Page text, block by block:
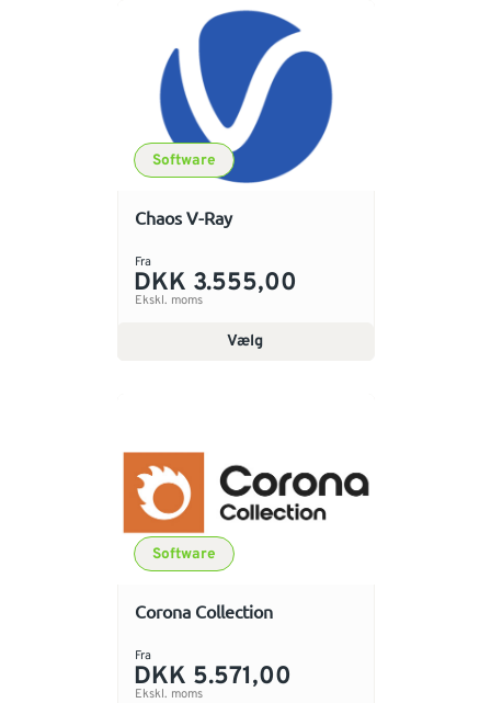
Software
Chaos V-Ray
Fra
DKK 3.555,00
Ekskl. moms
Vælg
Software
Corona Collection
Fra
DKK 5.571,00
Ekskl. moms